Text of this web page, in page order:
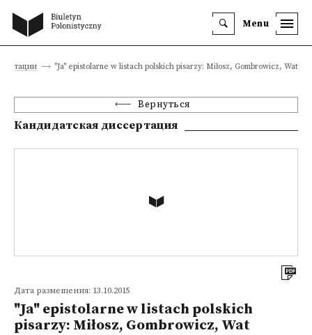
Menu
"Ja" epistolarne w listach polskich pisarzy: Miłosz, Gombrowicz, Wat
Вернуться
Кандидатская диссертация
Дата размещения: 13.10.2015
"Ja" epistolarne w listach polskich
pisarzy: Miłosz, Gombrowicz, Wat